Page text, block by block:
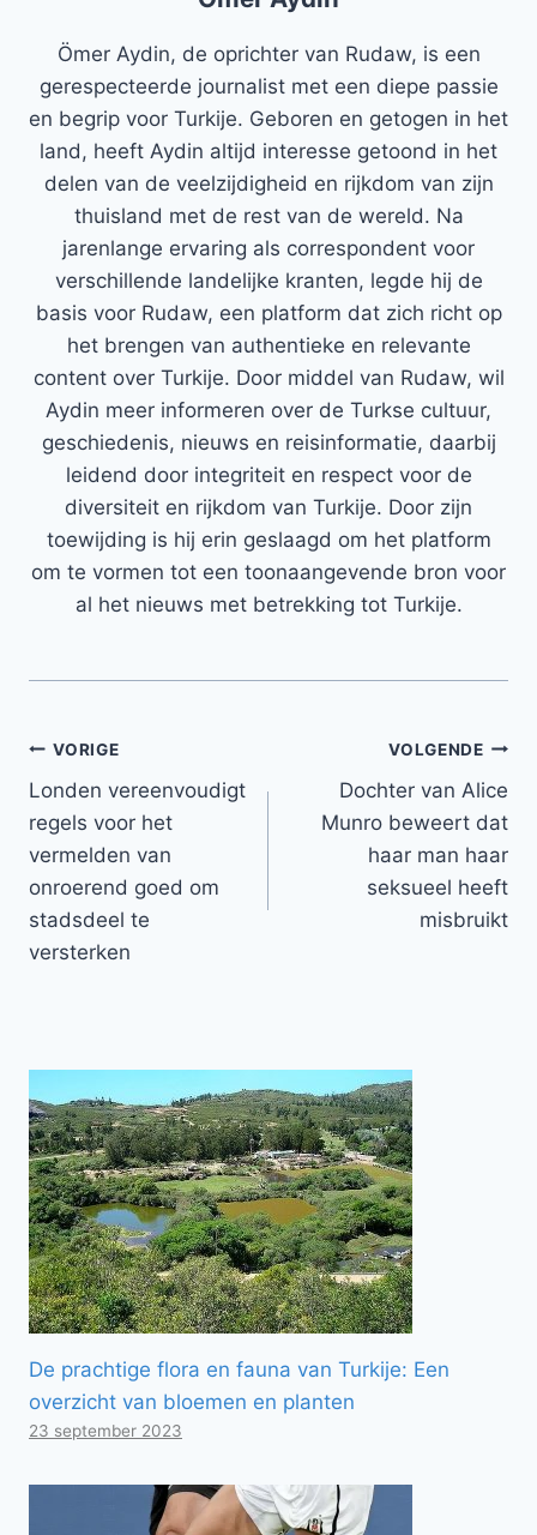
Ömer Aydin, de oprichter van Rudaw, is een
gerespecteerde journalist met een diepe passie
en begrip voor Turkije. Geboren en getogen in het
land, heeft Aydin altijd interesse getoond in het
delen van de veelzijdigheid en rijkdom van zijn
thuisland met de rest van de wereld. Na
jarenlange ervaring als correspondent voor
verschillende landelijke kranten, legde hij de
basis voor Rudaw, een platform dat zich richt op
het brengen van authentieke en relevante
content over Turkije. Door middel van Rudaw, wil
Aydin meer informeren over de Turkse cultuur,
geschiedenis, nieuws en reisinformatie, daarbij
leidend door integriteit en respect voor de
diversiteit en rijkdom van Turkije. Door zijn
toewijding is hij erin geslaagd om het platform
om te vormen tot een toonaangevende bron voor
al het nieuws met betrekking tot Turkije.
Bericht
navigatie
VORIGE
Londen vereenvoudigt
regels voor het
vermelden van
onroerend goed om
stadsdeel te
versterken
VOLGENDE
Dochter van Alice
Munro beweert dat
haar man haar
seksueel heeft
misbruikt
De prachtige flora en fauna van Turkije: Een
overzicht van bloemen en planten
23 september 2023